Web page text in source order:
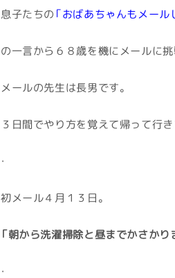
息子たちの 「おばあちゃんもメール
の一言から６８歳を機にメールに挑
メールの先生は長男です。
３日間でやり方を覚えて帰って行き
・
初メール４月１３日。
「朝から洗濯掃除と昼までかさか
・